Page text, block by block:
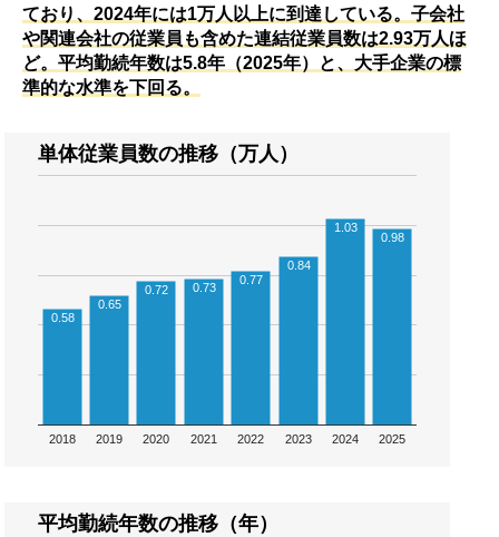
ており、2024年には1万人以上に到達している。子会社
や関連会社の従業員も含めた連結従業員数は2.93万人ほ
ど。平均勤続年数は5.8年（2025年）と、大手企業の標
準的な水準を下回る。
単体従業員数の推移（万人）
2018 2019 2020 2021 2022 2023 2024 2025
0.58
0.65
0.72 0.73
0.77
0.84
1.03
0.98
平均勤続年数の推移（年）